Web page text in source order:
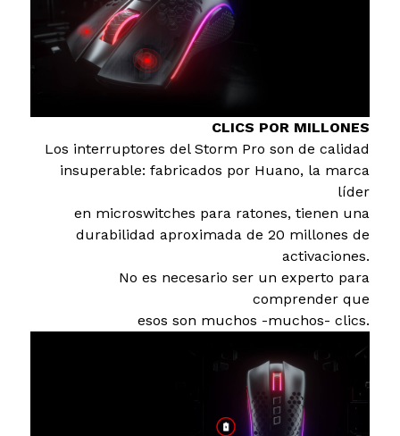
CLICS POR MILLONES
Los interruptores del Storm Pro son de calidad
insuperable: fabricados por Huano, la marca
líder
en microswitches para ratones, tienen una
durabilidad aproximada de 20 millones de
activaciones.
No es necesario ser un experto para
comprender que
esos son muchos -muchos- clics.